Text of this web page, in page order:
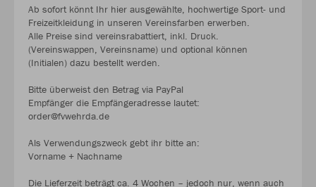
Ab sofort könnt Ihr hier ausgewählte, hochwertige Sport- und
Freizeitkleidung in unseren Vereinsfarben erwerben.
Alle Preise sind vereinsrabattiert, inkl. Druck.
(Vereinswappen, Vereinsname) und optional können
(Initialen) dazu bestellt werden.
Bitte überweist den Betrag via PayPal
Empfänger die Empfängeradresse lautet:
order@fvwehrda.de
Als Verwendungszweck gebt ihr bitte an:
Vorname + Nachname
Die Lieferzeit beträgt ca. 4 Wochen – jedoch nur, wenn auch